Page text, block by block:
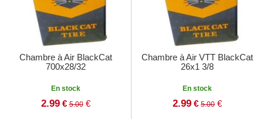
Chambre à Air BlackCat
700x28/32
En stock
2.99 € 5.00€
Chambre à Air VTT BlackCat
26x1 3/8
En stock
2.99 € 5.00 €